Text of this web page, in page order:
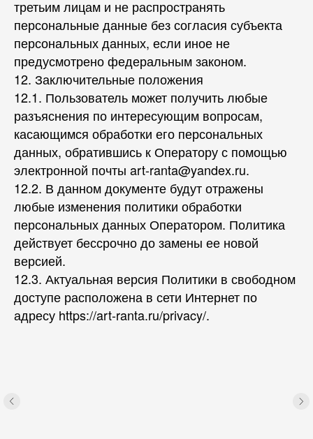
третьим лицам и не распространять
персональные данные без согласия субъекта
персональных данных, если иное не
предусмотрено федеральным законом.
12. Заключительные положения
12.1. Пользователь может получить любые
разъяснения по интересующим вопросам,
касающимся обработки его персональных
данных, обратившись к Оператору с помощью
электронной почты art-ranta@yandex.ru.
12.2. В данном документе будут отражены
любые изменения политики обработки
персональных данных Оператором. Политика
действует бессрочно до замены ее новой
версией.
12.3. Актуальная версия Политики в свободном
доступе расположена в сети Интернет по
адресу https://art-ranta.ru/privacy/.